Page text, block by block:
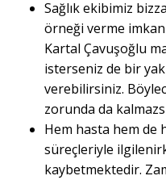
Sağlık ekibimiz
örneği verme
Kartal Çavuşoğlu
isterseniz de bir
verebilirsiniz.
zorunda da
Hem hasta hem de
süreçleriyle
kaybetmektedir.